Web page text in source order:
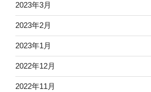
2023年3月
2023年2月
2023年1月
2022年12月
2022年11月